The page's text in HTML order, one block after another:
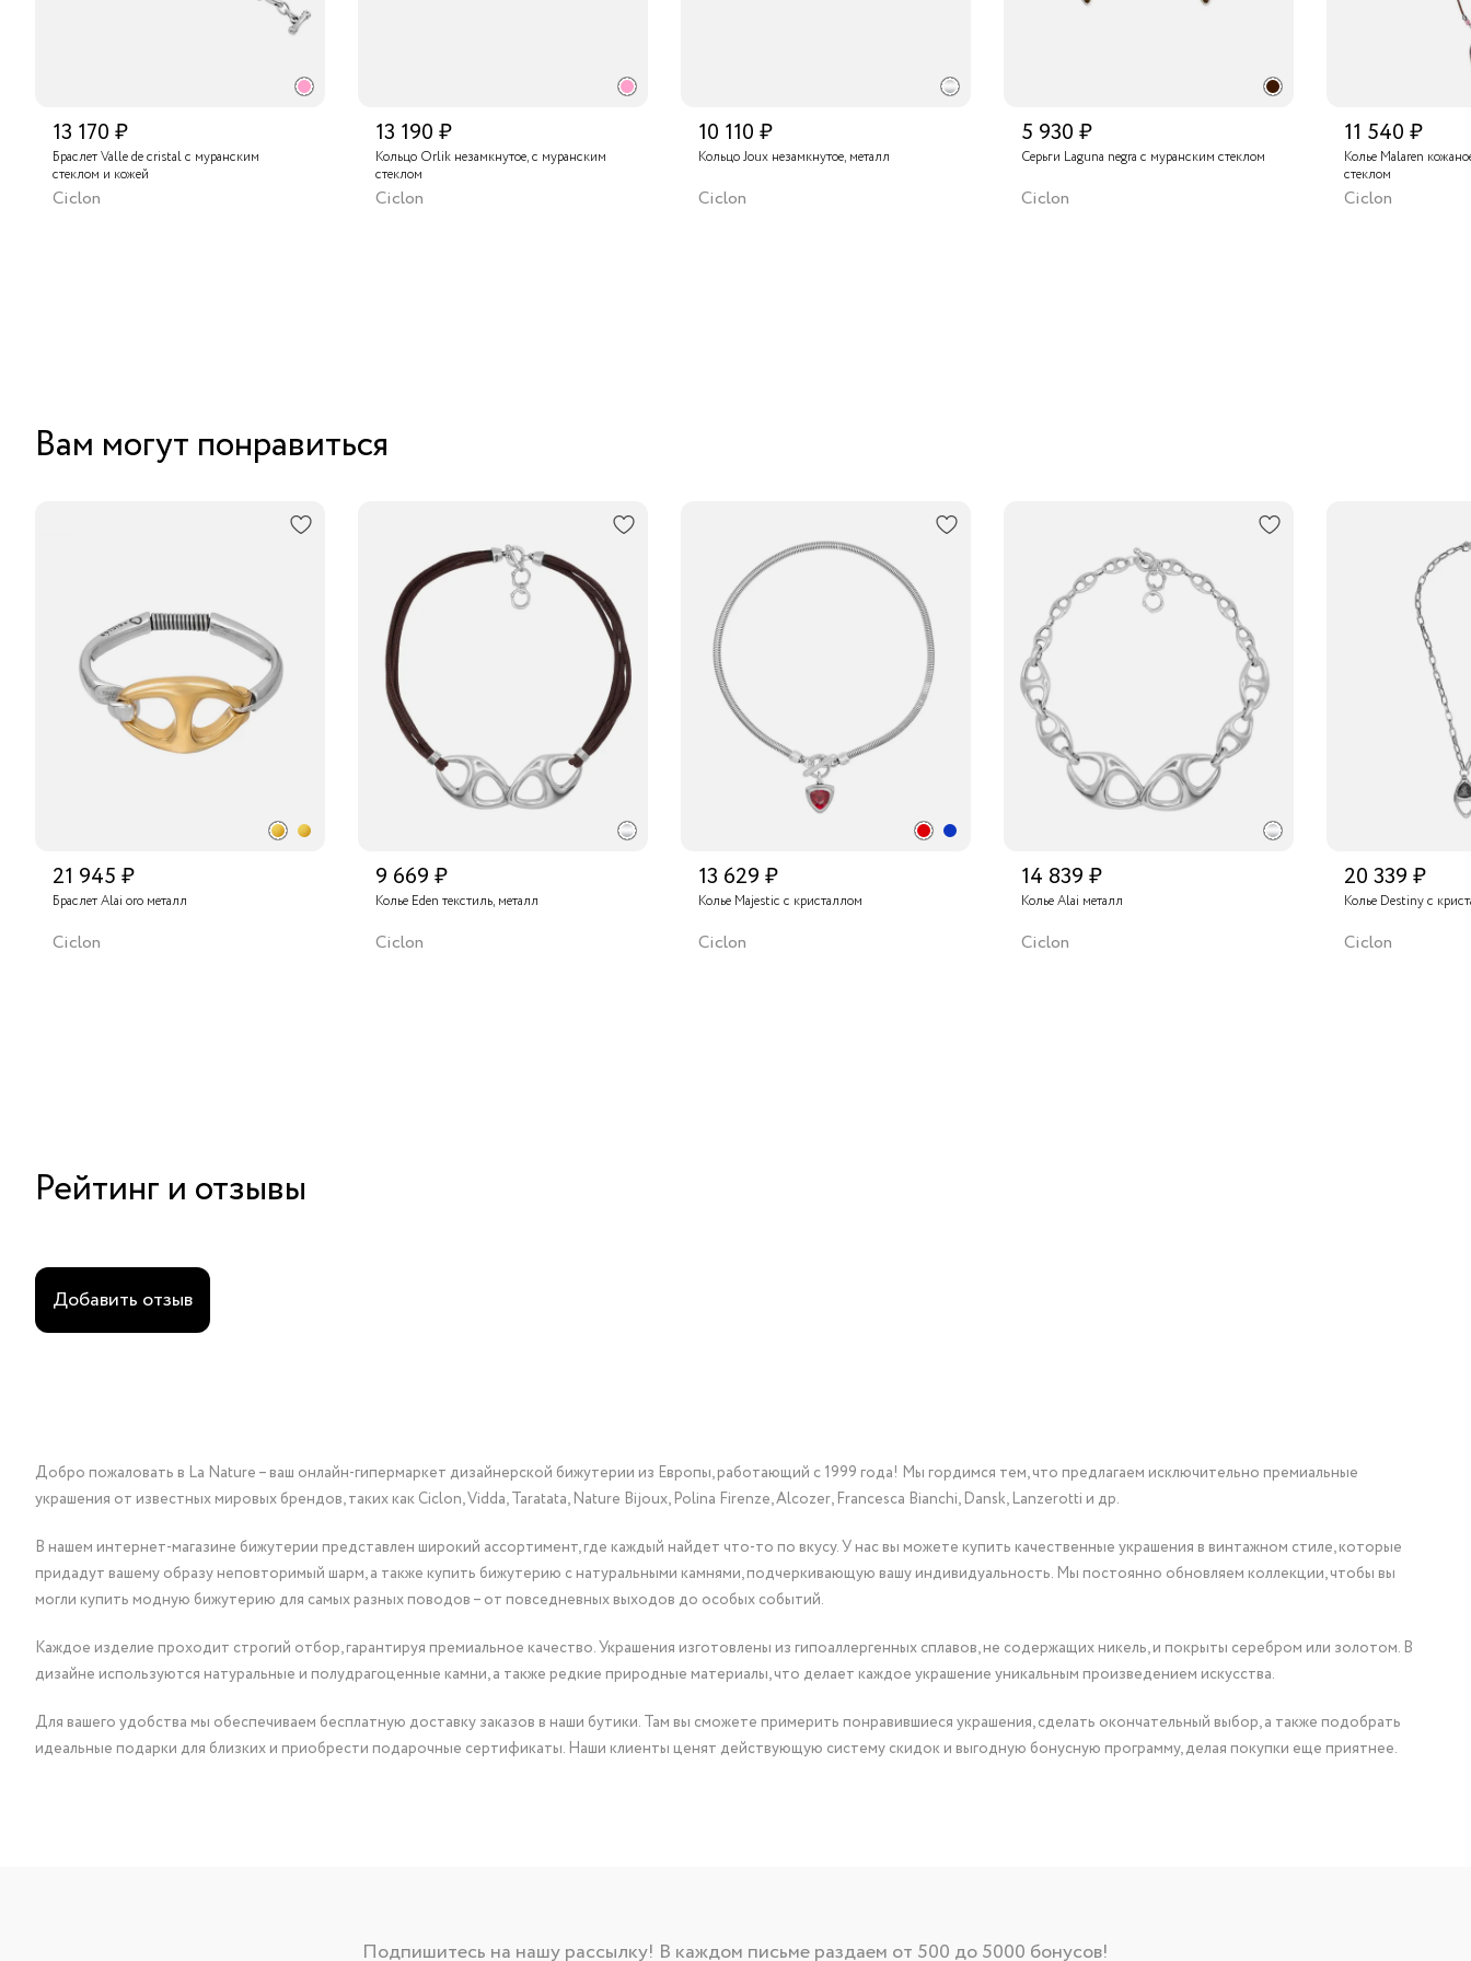
этого необычного аксессуара, который без сомнения привлечёт
восхищённые взгляды окружающих!
13 170 ₽
Браслет Valle de cristal с муранским
стеклом и кожей
Ciclon
13 190 ₽
Кольцо Orlik незамкнутое, с муранским
стеклом
Ciclon
10 110 ₽
Кольцо Joux незамкнутое, металл
Ciclon
5 930 ₽
Серьги Laguna negra с муранским стеклом
Ciclon
11 540 ₽
Колье Malaren
стеклом
Ciclon
Вам могут понравиться
21 945 ₽
Браслет Alai oro металл
Ciclon
9 669 ₽
Колье Eden текстиль, металл
Ciclon
13 629 ₽
Колье Majestic с кристаллом
Ciclon
14 839 ₽
Колье Alai металл
Ciclon
20 339 ₽
Колье Destiny с
Ciclon
Рейтинг и отзывы
Добавить отзыв
Добро пожаловать в La Nature – ваш онлайн-гипермаркет дизайнерской бижутерии из Европы, работающий с 1999 года! Мы гордимся тем, что предлагаем исключительно премиальные
украшения от известных мировых брендов, таких как Ciclon, Vidda, Taratata, Nature Bijoux, Polina Firenze, Alcozer, Francesca Bianchi, Dansk, Lanzerotti и др.
В нашем интернет-магазине бижутерии представлен широкий ассортимент, где каждый найдет что-то по вкусу. У нас вы можете купить качественные украшения в винтажном стиле, которые
придадут вашему образу неповторимый шарм, а также купить бижутерию с натуральными камнями, подчеркивающую вашу индивидуальность. Мы постоянно обновляем коллекции, чтобы вы
могли купить модную бижутерию для самых разных поводов – от повседневных выходов до особых событий.
Каждое изделие проходит строгий отбор, гарантируя премиальное качество. Украшения изготовлены из гипоаллергенных сплавов, не содержащих никель, и покрыты серебром или золотом. В
дизайне используются натуральные и полудрагоценные камни, а также редкие природные материалы, что делает каждое украшение уникальным произведением искусства.
Для вашего удобства мы обеспечиваем бесплатную доставку заказов в наши бутики. Там вы сможете примерить понравившиеся украшения, сделать окончательный выбор, а также подобрать
идеальные подарки для близких и приобрести подарочные сертификаты. Наши клиенты ценят действующую систему скидок и выгодную бонусную программу, делая покупки еще приятнее.
Подпишитесь на нашу рассылку! В каждом письме раздаем от 500 до 5000 бонусов!